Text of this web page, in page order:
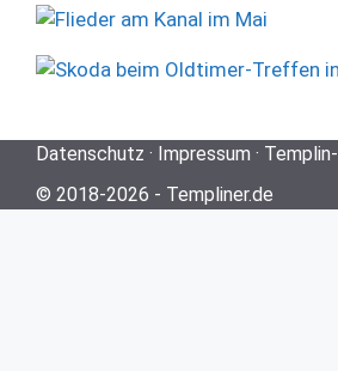
Datenschutz · Impressum ·
© 2018-2026 - Templiner.de